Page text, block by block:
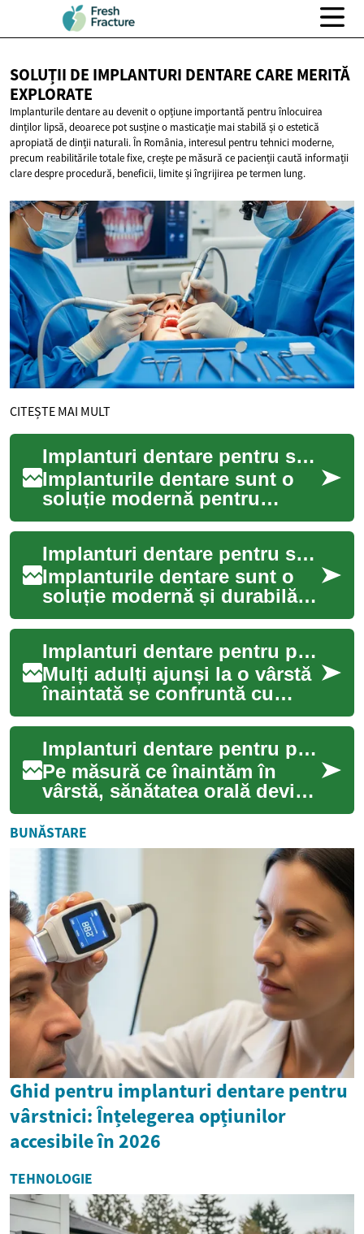
SOLUȚII DE IMPLANTURI DENTARE CARE MERITĂ
EXPLORATE
Implanturile dentare au devenit o opțiune importantă pentru înlocuirea
dinților lipsă, deoarece pot susține o masticație mai stabilă și o estetică
apropiată de dinții naturali. În România, interesul pentru tehnici moderne,
precum reabilitările totale fixe, crește pe măsură ce pacienții caută informații
clare despre procedură, beneficii, limite și îngrijirea pe termen lung.
CITEȘTE MAI MULT
Implanturi dentare pentru seniori — Ghid complet și practic
Implanturile dentare sunt o
soluție modernă pentru
persoanele vârstnice care
pierd dinți, oferind stabilitate,
confor...
Implanturi dentare pentru seniori — ghid complet
Implanturile dentare sunt o
soluție modernă și durabilă
pentru înlocuirea dinților
lipsă, esențială pentru
seniorii c...
Implanturi dentare pentru persoane vârstnice
Mulți adulți ajunși la o vârstă
înaintată se confruntă cu
pierderea dinților sau cu
probleme stomatologice care
afect...
Implanturi dentare pentru persoane vârstnice
Pe măsură ce înaintăm în
vârstă, sănătatea orală devine
tot mai importantă pentru
nutriție, vorbire și calitatea
vieț...
BUNĂSTARE
Ghid pentru implanturi dentare pentru
vârstnici: Înțelegerea opțiunilor
accesibile în 2026
TEHNOLOGIE